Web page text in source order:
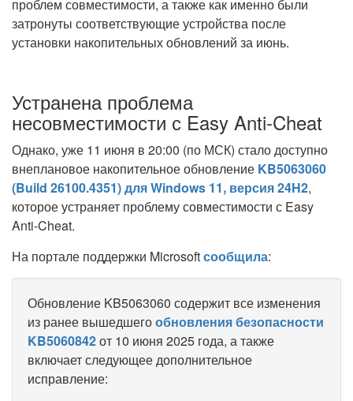
проблем совместимости, а также как именно были
затронуты соответствующие устройства после
установки накопительных обновлений за июнь.
Устранена проблема
несовместимости с Easy Anti-Cheat
Однако, уже 11 июня в 20:00 (по МСК) стало доступно
внеплановое накопительное обновление KB5063060
(Build 26100.4351) для Windows 11, версия 24H2,
которое устраняет проблему совместимости с Easy
Anti-Cheat.
На портале поддержки Microsoftсообщила:
Обновление KB5063060 содержит все изменения
из ранее вышедшегообновления безопасности
KB5060842от 10 июня 2025 года, а также
включает следующее дополнительное
исправление: